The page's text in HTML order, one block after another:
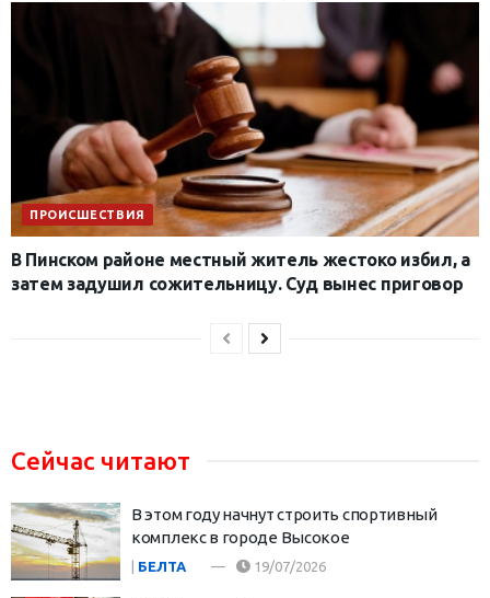
ПРОИСШЕСТВИЯ
В Пинском районе местный житель жестоко избил, а
затем задушил сожительницу. Суд вынес приговор
Сейчас читают
В этом году начнут строить спортивный
комплекс в городе Высокое
| БЕЛТА 19/07/2026